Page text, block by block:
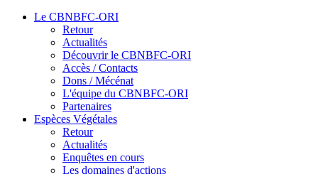
Le CBNBFC-ORI
Retour
Actualités
Découvrir le CBNBFC-ORI
Accès / Contacts
Dons / Mécénat
L'équipe du CBNBFC-ORI
Partenaires
Espèces Végétales
Retour
Actualités
Enquêtes en cours
Les domaines d'actions